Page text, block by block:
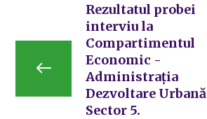
Rezultatul probei
interviu la
Compartimentul
Economic -
Administrația
Dezvoltare Urbană
Sector 5.